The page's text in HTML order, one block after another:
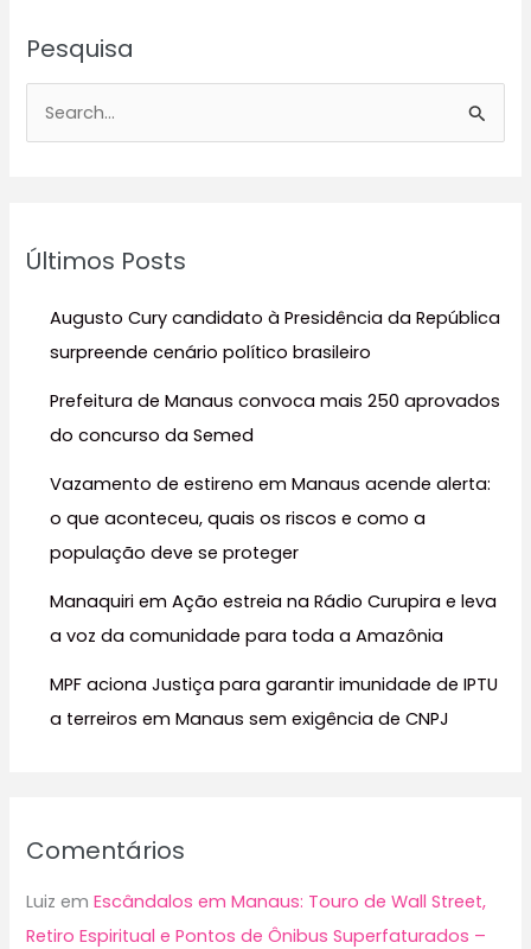
Pesquisa
iÚltimos Posts
Augusto Cury candidato à Presidência da República
surpreende cenário político brasileiro
Prefeitura de Manaus convoca mais 250 aprovados
do concurso da Semed
Vazamento de estireno em Manaus acende alerta:
o que aconteceu, quais os riscos e como a
população deve se proteger
Manaquiri em Ação estreia na Rádio Curupira e leva
a voz da comunidade para toda a Amazônia
MPF aciona Justiça para garantir imunidade de IPTU
a terreiros em Manaus sem exigência de CNPJ
Comentários
Luiz emEscândalos em Manaus: Touro de Wall Street,
Retiro Espiritual e Pontos de Ônibus Superfaturados –